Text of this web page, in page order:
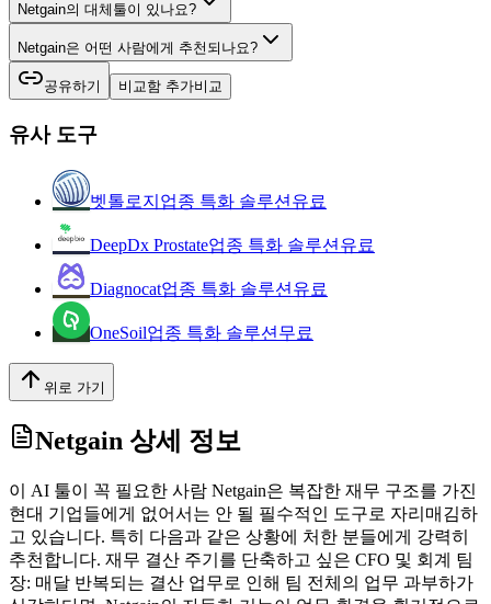
Netgain의 대체툴이 있나요?
Netgain은 어떤 사람에게 추천되나요?
공유하기 비교함 추가비교
유사 도구
벳톨로지 업종 특화 솔루션 유료
DeepDx Prostate업종 특화 솔루션 유료
Diagnocat업종 특화 솔루션 유료
OneSoil업종 특화 솔루션 무료
위로 가기
Netgain 상세 정보
이 AI 툴이 꼭 필요한 사람 Netgain은 복잡한 재무 구조를 가진
현대 기업들에게 없어서는 안 될 필수적인 도구로 자리매김하
고 있습니다. 특히 다음과 같은 상황에 처한 분들에게 강력히
추천합니다. 재무 결산 주기를 단축하고 싶은 CFO 및 회계 팀
장: 매달 반복되는 결산 업무로 인해 팀 전체의 업무 과부하가